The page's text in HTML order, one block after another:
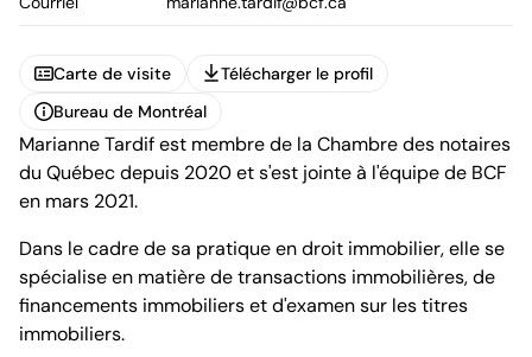
Carte de visite
Carte de visite
Télécharger le profil
Bureau de Montréal
Bureau de Montréal
1100, boulevard René-Lévesque Ouest, 25e étage
Montréal (Québec) H3B 5C9
Marianne Tardif est membre de la Chambre des notaires
du Québec depuis 2020 et s'est jointe à l'équipe de BCF
en mars 2021.
Dans le cadre de sa pratique en droit immobilier, elle se
spécialise en matière de transactions immobilières, de
financements immobiliers et d'examen sur les titres
immobiliers.